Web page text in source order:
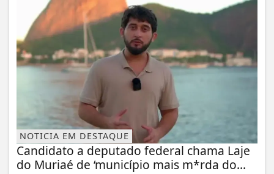
NOTICIA EM DESTAQUE
Candidato a deputado federal chama Laje
do Muriaé de ‘município mais m*rda do...